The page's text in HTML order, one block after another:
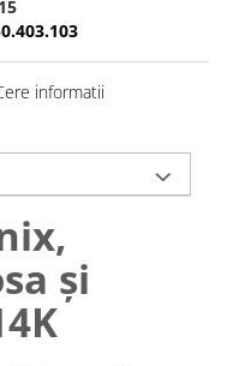
informatii
și